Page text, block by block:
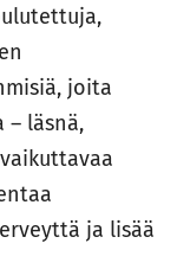
joita
– läsnä,
ja lisää